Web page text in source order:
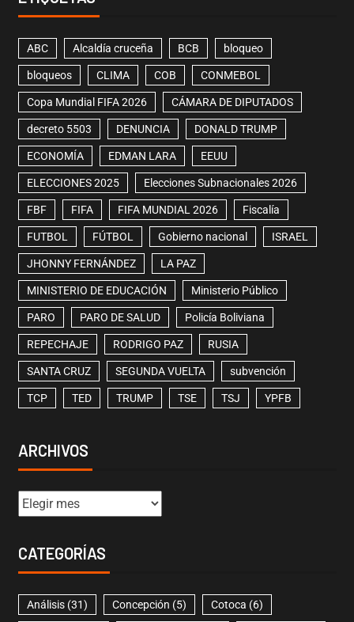
ABC Alcaldía cruceña BCB bloqueo
bloqueos CLIMA COB CONMEBOL
Copa Mundial FIFA 2026 CÁMARA DE DIPUTADOS
decreto 5503 DENUNCIA DONALD TRUMP
ECONOMÍA EDMAN LARA EEUU
ELECCIONES 2025 Elecciones Subnacionales 2026
FBF FIFA FIFA MUNDIAL 2026 Fiscalía
FUTBOL FÚTBOL Gobierno nacional ISRAEL
JHONNY FERNÁNDEZ LA PAZ
MINISTERIO DE EDUCACIÓN Ministerio Público
PARO PARO DE SALUD Policía Boliviana
REPECHAJE RODRIGO PAZ RUSIA
SANTA CRUZ SEGUNDA VUELTA subvención
TCP TED TRUMP TSE TSJ YPFB
ARCHIVOS
CATEGORÍAS
Análisis(31) Concepción (5) Cotoca (6)